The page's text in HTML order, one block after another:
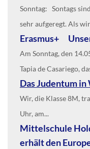
Sonntag: Sontags
sehr aufgeregt. Als
Erasmus+
Am Sonntag, den
Tapia de Casariego,
Das Judentum
Wir, die Klasse 8M,
Uhr, am...
Mittelschule
erhält den